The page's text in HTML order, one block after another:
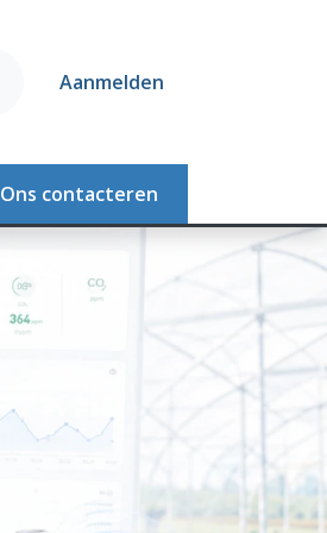
Aanmelden
Ons contacteren